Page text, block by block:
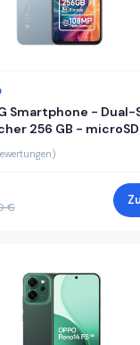
Smartphone - Dual-
256 GB -
Hz) - Triple-Kamera
MP -
€